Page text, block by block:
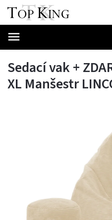
Sedací vak +
XL Manšestr